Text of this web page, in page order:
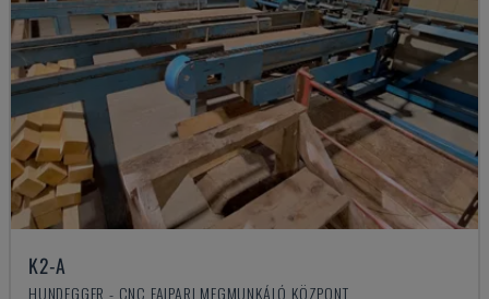
K2-A
HUNDEGGER - CNC FAIPARI MEGMUNKÁLÓ KÖZPONT